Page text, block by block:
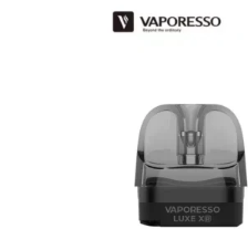
fois plus que son prédécesseur.
et une expérience bien plus
Aspire a choisi un système